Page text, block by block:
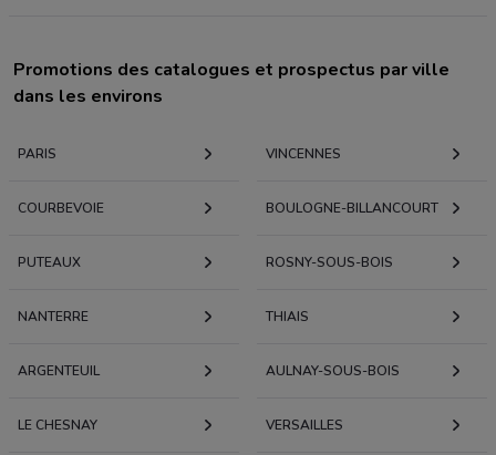
Promotions des catalogues et prospectus par ville
dans les environs
PARIS VINCENNES
COURBEVOIE BOULOGNE-BILLANCOURT
PUTEAUX ROSNY-SOUS-BOIS
NANTERRE THIAIS
ARGENTEUIL AULNAY-SOUS-BOIS
LE CHESNAY VERSAILLES